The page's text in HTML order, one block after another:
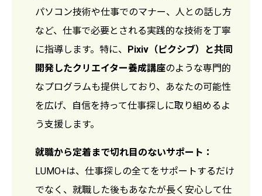
パソコン技術や仕事でのマナー、人との話し方
など、仕事で必要とされる実践的な技術を丁寧
に指導します。特に、 Pixiv（ピクシブ）と共同
開発したクリエイター養成講座のような専門的
なプログラムも提供しており、あなたの可能性
を広げ、自信を持って仕事探しに取り組めるよ
う支援します。
就職から定着まで切れ目のないサポート：
LUMO+は、仕事探しの全てをサポートするだけ
でなく、就職した後もあなたが長く安心して仕